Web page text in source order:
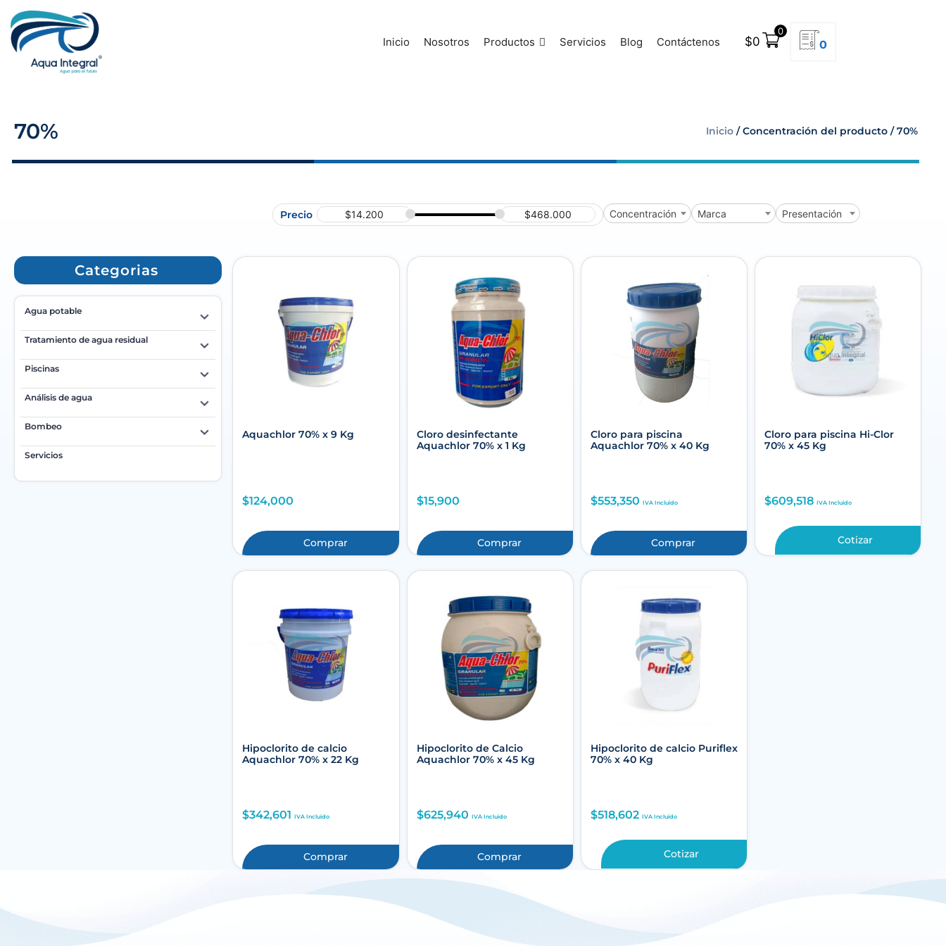
Inicio Nosotros Productos Servicios Blog Contáctenos $0
0
0
70% Inicio / Concentración del producto / 70%
Precio $14.200 $468.000 Concentración Marca Presentación
Categorias
Agua potable
Tratamiento de agua residual
Piscinas
Análisis de agua
Bombeo
Servicios
Aquachlor 70% x 9 Kg
$124,000
Comprar
Cloro desinfectante
Aquachlor 70% x 1 Kg
$15,900
Comprar
Cloro para piscina
Aquachlor 70% x 40 Kg
$553,350 IVA Incluido
Comprar
Cloro para piscina Hi-Clor
70% x 45 Kg
$609,518 IVA Incluido
Cotizar
Hipoclorito de calcio
Aquachlor 70% x 22 Kg
$342,601 IVA Incluido
Comprar
Hipoclorito de Calcio
Aquachlor 70% x 45 Kg
$625,940 IVA Incluido
Comprar
Hipoclorito de calcio Puriflex
70% x 40 Kg
$518,602 IVA Incluido
Cotizar